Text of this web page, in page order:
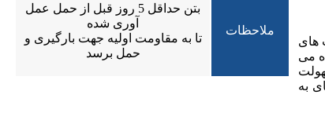
ملاحظات
بتن حداقل 5 روز قبل از حمل عمل
آوری شده
تا به مقاومت اولیه جهت بارگیری و
حمل برسد
های
می
به